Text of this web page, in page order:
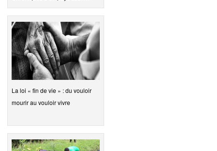
La loi « fin de vie » : du vouloir
mourir au vouloir vivre